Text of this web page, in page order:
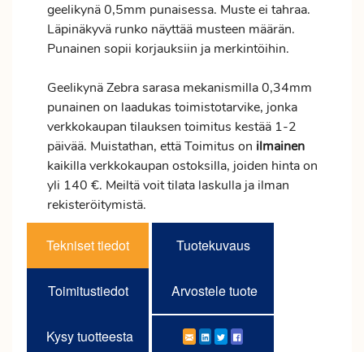
geelikynä 0,5mm punaisessa. Muste ei tahraa.
Läpinäkyvä runko näyttää musteen määrän.
Punainen sopii korjauksiin ja merkintöihin.
Geelikynä Zebra sarasa mekanismilla 0,34mm
punainen on laadukas toimistotarvike, jonka
verkkokaupan tilauksen toimitus kestää 1-2
päivää. Muistathan, että Toimitus on ilmainen
kaikilla verkkokaupan ostoksilla, joiden hinta on
yli 140 €. Meiltä voit tilata laskulla ja ilman
rekisteröitymistä.
Tekniset tiedot Tuotekuvaus
Toimitustiedot Arvostele tuote
Kysy tuotteesta